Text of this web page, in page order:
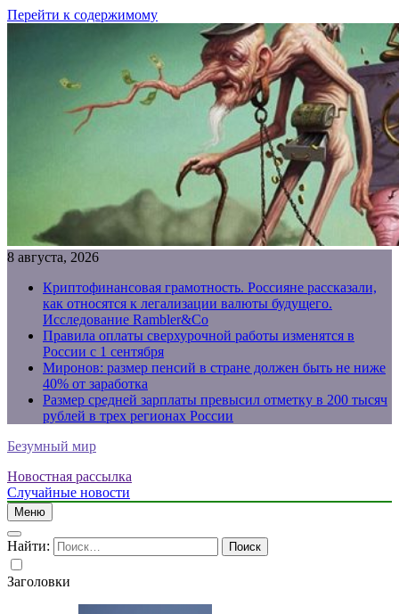
Перейти к содержимому
8 августа, 2026
Криптофинансовая грамотность. Россияне рассказали,
как относятся к легализации валюты будущего.
Исследование Rambler&Co
Правила оплаты сверхурочной работы изменятся в
России с 1 сентября
Миронов: размер пенсий в стране должен быть не ниже
40% от заработка
Размер средней зарплаты превысил отметку в 200 тысяч
рублей в трех регионах России
Безумный мир
Новостная рассылка
Случайные новости
Меню
Найти:
Заголовки